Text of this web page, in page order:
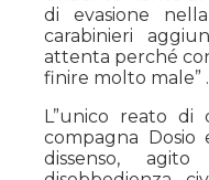
di evasione
carabinieri
attenta perché
finire molto male” .
L”unico reato di
compagna
dissenso,